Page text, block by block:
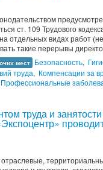
ст. 109 Трудового
отдельных видах работ
такие перерывы
мест Безопасность,
труда, Компенсации за
Профессиональные
труда и